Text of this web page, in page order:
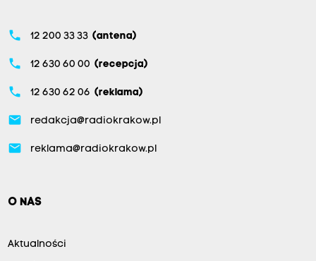
phone 12 200 33 33 (antena)
phone 12 630 60 00 (recepcja)
phone 12 630 62 06 (reklama)
email redakcja@radiokrakow.pl
email reklama@radiokrakow.pl
O NAS
Aktualności